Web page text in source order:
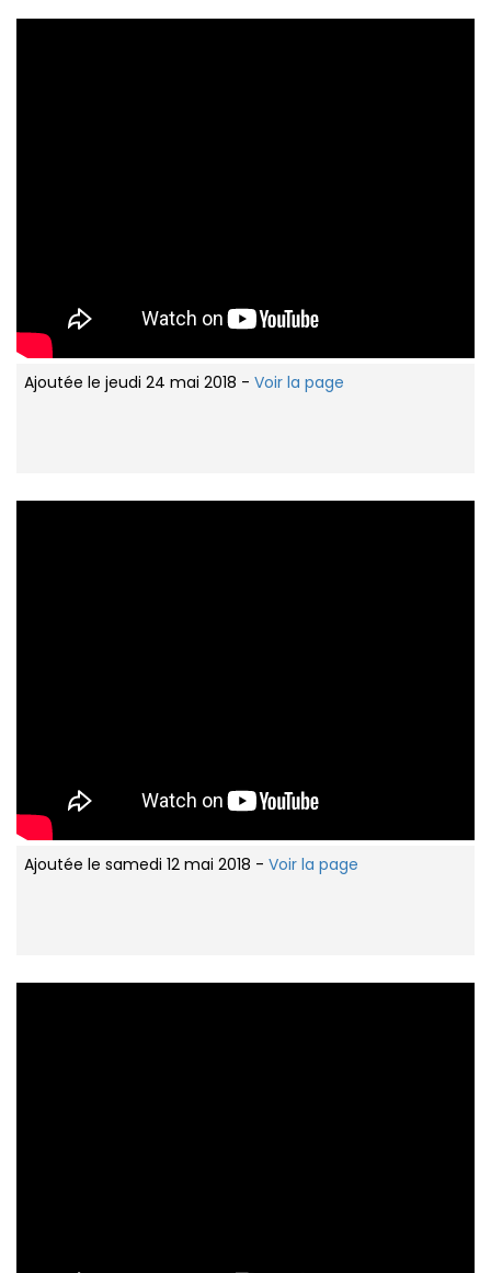
Ajoutée le jeudi 24 mai 2018 - Voir la page
Ajoutée le samedi 12 mai 2018 - Voir la page